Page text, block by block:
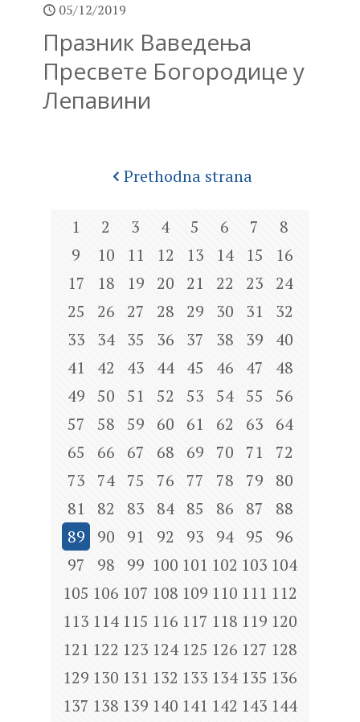
05/12/2019
Празник Ваведења
Пресвете Богородице у
Лепавини
Prethodna strana
1 2 3 4 5 6 7
8
9
10 11 12 13 14 15
16
17
18 19 20 21 22 23
24
25
26 27 28 29 30 31
32
33
34 35 36 37 38 39
40
41
42 43 44 45 46 47
48
49
50 51 52 53 54 55
56
57
58 59 60 61 62 63
64
65
66 67 68 69 70 71
72
73
74 75 76 77 78 79
80
81
82 83 84 85 86 87
88
89
90 91 92 93 94 95
96
97
98 99 100 101 102 103 104
105 106 107 108 109 110 111 112
113 114 115 116 117 118 119 120
121 122 123 124 125 126 127 128
129 130 131 132 133 134 135 136
137 138 139 140 141 142 143 144